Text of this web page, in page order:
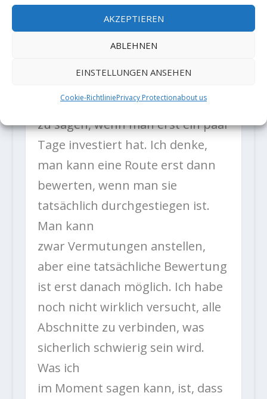
AKZEPTIEREN
ABLEHNEN
EINSTELLUNGEN ANSEHEN
Cookie-RichtliniePrivacy Protectionabout us
denkst du über Silence? Was
denkst du über Project Big?
ist? Das ist natürlich sehr schwer
zu sagen, wenn man erst ein paar
Tage investiert hat. Ich denke,
man kann eine Route erst dann
bewerten, wenn man sie
tatsächlich durchgestiegen ist.
Man kann
zwar Vermutungen anstellen,
aber eine tatsächliche Bewertung
ist erst danach möglich. Ich habe
noch nicht wirklich versucht, alle
Abschnitte zu verbinden, was
sicherlich schwierig sein wird.
Was ich
im Moment sagen kann, ist, dass